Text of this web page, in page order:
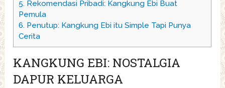
5. Rekomendasi Pribadi: Kangkung Ebi Buat
Pemula
6. Penutup: Kangkung Ebi itu Simple Tapi Punya
Cerita
KANGKUNG EBI: NOSTALGIA
DAPUR KELUARGA